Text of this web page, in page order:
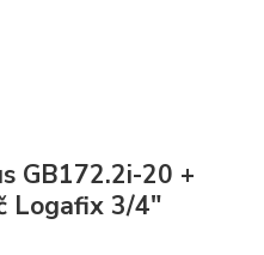
GB172.2i-20 +
Logafix 3/4"